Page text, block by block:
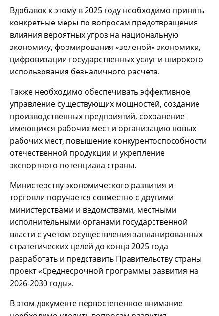
Вдобавок к этому в 2025 году необходимо принять
конкретные меры по вопросам предотвращения
влияния вероятных угроз на национальную
экономику, формирования «зеленой» экономики,
цифровизации государственных услуг и широкого
использования безналичного расчета.
Также необходимо обеспечивать эффективное
управление существующих мощностей, создание
производственных предприятий, сохранение
имеющихся рабочих мест и организацию новых
рабочих мест, повышение конкурентоспособности
отечественной продукции и укрепление
экспортного потенциала страны.
Министерству экономического развития и
торговли поручается совместно с другими
министерствами и ведомствами, местными
исполнительными органами государственной
власти с учетом осуществления запланированных
стратегических целей до конца 2025 года
разработать и представить Правительству страны
проект «Среднесрочной программы развития на
2026-2030 годы».
В этом документе первостепенное внимание